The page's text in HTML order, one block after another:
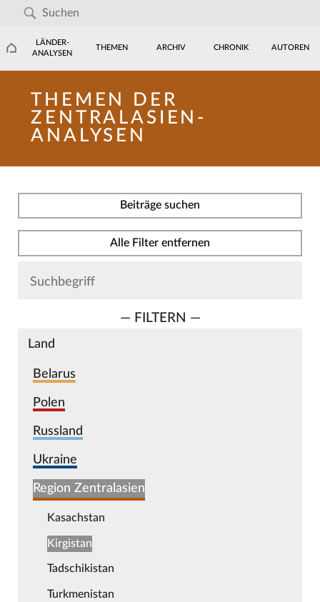
LÄNDER-
ANALYSEN
THEMEN ARCHIV CHRONIK AUTOREN
THEMEN DER
ZENTRALASIEN-
ANALYSEN
Beiträge suchen
Alle Filter entfernen
— FILTERN —
Land
Belarus
Polen
Russland
Ukraine
Region Zentralasien
Kasachstan
Kirgistan
Tadschikistan
Turkmenistan